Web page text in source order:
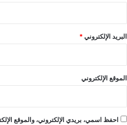
البريد الإلكتروني*
الموقع الإلكتروني
احفظ اسمي، بريدي الإلكتروني، والموقع